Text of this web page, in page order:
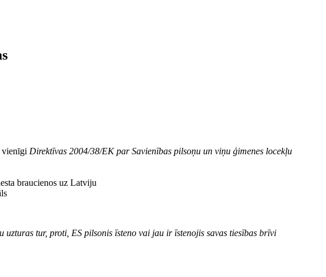
vienīgi Direktīvas 2004/38/EK par Savienības pilsoņu un viņu ģimenes locekļu
braucienos uz Latviju
tur, proti, ES pilsonis īsteno vai jau ir īstenojis savas tiesības brīvi